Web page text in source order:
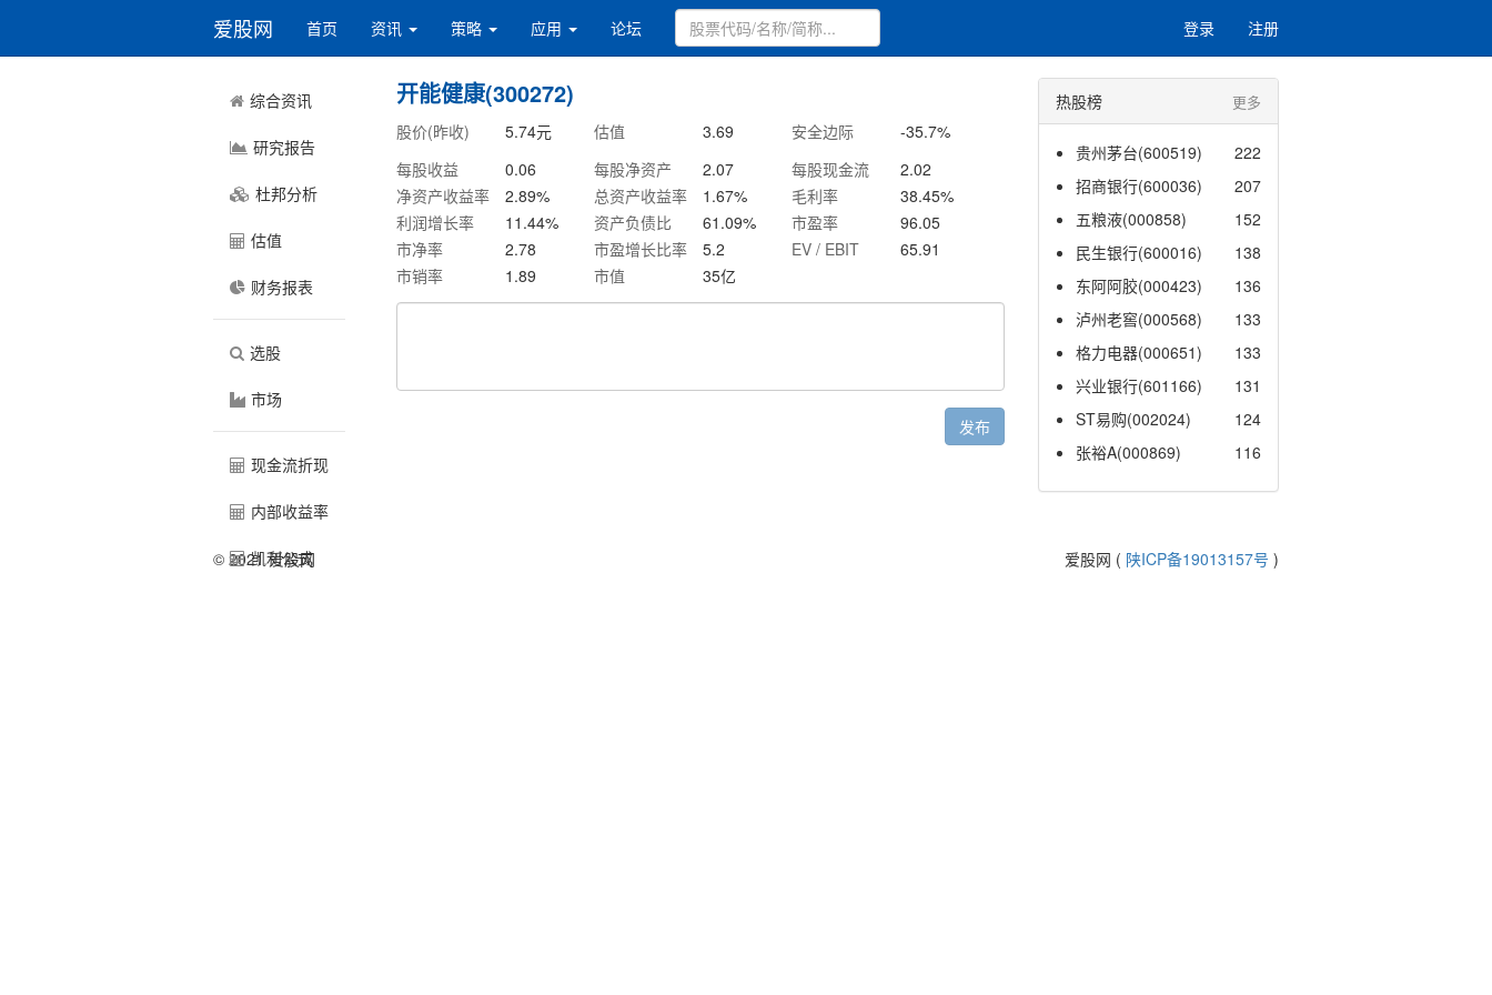
爱股网 首页 资讯 策略 应用 论坛 登录 注册
综合资讯
研究报告
杜邦分析
估值
财务报表
选股
市场
现金流折现
内部收益率
凯利公式
开能健康(300272)
股价(昨收) 5.74元 估值 3.69 安全边际 -35.7%
每股收益
0.06 每股净资产 2.07 每股现金流
2.02
净资产收益率
2.89% 总资产收益率 1.67% 毛利率 38.45%
利润增长率
11.44% 资产负债比 61.09% 市盈率
96.05
市净率
2.78 市盈增长比率 5.2 EV / EBIT
65.91
市销率
1.89 市值 35亿
发布
热股榜 更多
贵州茅台(600519)
222
招商银行(600036)
207
五粮液(000858)
152
民生银行(600016)
138
东阿阿胶(000423)
136
泸州老窖(000568)
133
格力电器(000651)
133
兴业银行(601166)
131
ST易购(002024)
124
张裕A(000869)
116
© 2021 爱股网 爱股网 ( 陕ICP备19013157号 )